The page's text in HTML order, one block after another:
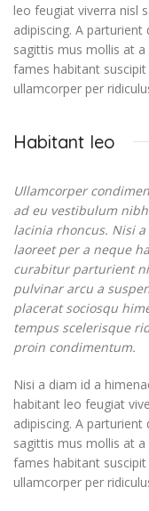
leo feugiat viverra nisl
adipiscing. A parturient
sagittis mus mollis at
fames habitant
ullamcorper per
Habitant leo
Ullamcorper
ad eu vestibulum
lacinia rhoncus. Nisi
laoreet per a neque
curabitur parturient
pulvinar arcu a
placerat sociosqu
tempus scelerisque
proin condimentum.
Nisi a diam id a
habitant leo feugiat
adipiscing. A parturient
sagittis mus mollis at
fames habitant
ullamcorper per